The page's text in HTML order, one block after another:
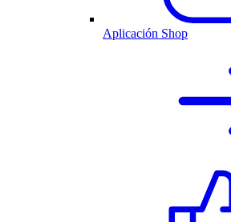
Aplicación Shop